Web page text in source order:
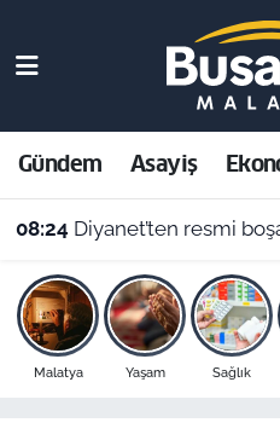
Gündem Asayiş
08:24 Diyanet’ten resmi boşanma
Malatya Yaşam Sağlık
Asayiş
Ekonomi
Dünya
Bölge
Malatya Nöbetçi
Malatya Hava
Malatya Namaz
Malatya Trafik
Süper Lig Puan